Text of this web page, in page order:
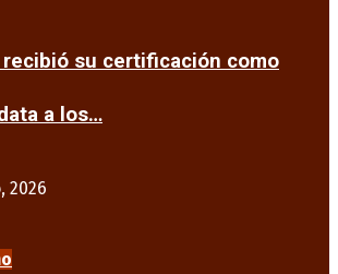
recibió su certificación como
a los…
2026